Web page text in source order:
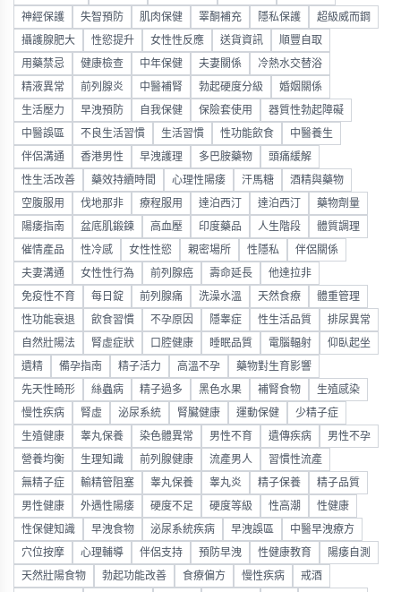
神經保護 失智預防 肌肉保健 睪酮補充 隱私保護 超級威而鋼
攝護腺肥大 性慾提升 女性性反應 送貨資訊 順豐自取
用藥禁忌 健康檢查 中年保健 夫妻關係 冷熱水交替浴
精液異常 前列腺炎 中醫補腎 勃起硬度分級 婚姻關係
生活壓力 早洩預防 自我保健 保險套使用 器質性勃起障礙
中醫誤區 不良生活習慣 生活習慣 性功能飲食 中醫養生
伴侶溝通 香港男性 早洩護理 多巴胺藥物 頭痛緩解
性生活改善 藥效持續時間 心理性陽痿 汗馬糖 酒精與藥物
空腹服用 伐地那非 療程服用 達泊西汀 達泊西汀 藥物劑量
陽痿指南 盆底肌鍛鍊 高血壓 印度藥品 人生階段 體質調理
催情產品 性冷感 女性性慾 親密場所 性隱私 伴侶關係
夫妻溝通 女性性行為 前列腺癌 壽命延長 他達拉非
免疫性不育 每日錠 前列腺痛 洗澡水溫 天然食療 體重管理
性功能衰退 飲食習慣 不孕原因 隱睾症 性生活品質 排尿異常
自然壯陽法 腎虛症狀 口腔健康 睡眠品質 電腦輻射 仰臥起坐
遺精 備孕指南 精子活力 高溫不孕 藥物對生育影響
先天性畸形 絲蟲病 精子過多 黑色水果 補腎食物 生殖感染
慢性疾病 腎虛 泌尿系統 腎臟健康 運動保健 少精子症
生殖健康 睾丸保養 染色體異常 男性不育 遺傳疾病 男性不孕
營養均衡 生理知識 前列腺健康 流產男人 習慣性流產
無精子症 輸精管阻塞 睾丸保養 睾丸炎 精子保養 精子品質
男性健康 外遇性陽痿 硬度不足 硬度等級 性高潮 性健康
性保健知識 早洩食物 泌尿系統疾病 早洩誤區 中醫早洩療方
穴位按摩 心理輔導 伴侶支持 預防早洩 性健康教育 陽痿自測
天然壯陽食物 勃起功能改善 食療偏方 慢性疾病 戒酒